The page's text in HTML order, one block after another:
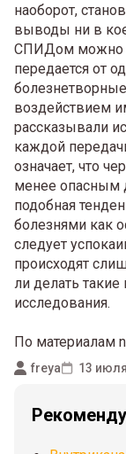
наоборот,
выводы ни в
СПИДом можно
передается от
воздействием
рассказывали
каждой
означает, что
менее опасным
подобная
болезнями как
следует
происходят
ли делать
исследования.
По материалам
freya 13